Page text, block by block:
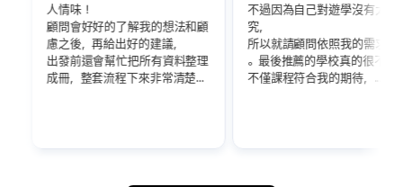
人情味！
顧問會好好的了解我的想法和顧
慮之後，再給出好的建議，
出發前還會幫忙把所有資料整理
成冊，整套流程下來非常清楚...
不過因為自己對遊學沒有太多研
所以就請顧問依照我的需求推薦
。最後推薦的學校真的很不錯，
不僅課程符合我的期待，...